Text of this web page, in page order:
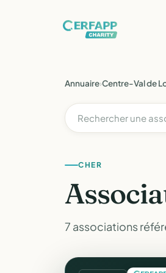
Annuaire›Centre-Val de
CHER
7 associations